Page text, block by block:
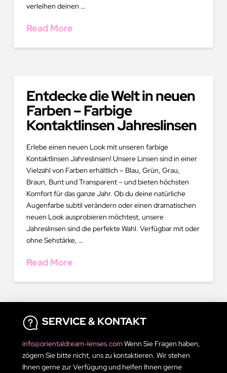
verleihen deinen …
Read More
Entdecke die Welt in neuen
Farben – Farbige
Kontaktlinsen Jahreslinsen
Erlebe einen neuen Look mit unseren farbige
Kontaktlinsen Jahreslinsen! Unsere Linsen sind in einer
Vielzahl von Farben erhältlich – Blau, Grün, Grau,
Braun, Bunt und Transparent – und bieten höchsten
Komfort für das ganze Jahr. Ob du deine natürliche
Augenfarbe subtil verändern oder einen dramatischen
neuen Look ausprobieren möchtest, unsere
Jahreslinsen sind die perfekte Wahl. Verfügbar mit oder
ohne Sehstärke, …
Read More
SERVICE & KONTAKT
info@orientaldream-lenses.comWenn Sie Fragen haben,
zögern Sie bitte nicht, uns zu kontaktieren. Wir stehen
Ihnen gerne zur Verfügung und helfen Ihnen gerne